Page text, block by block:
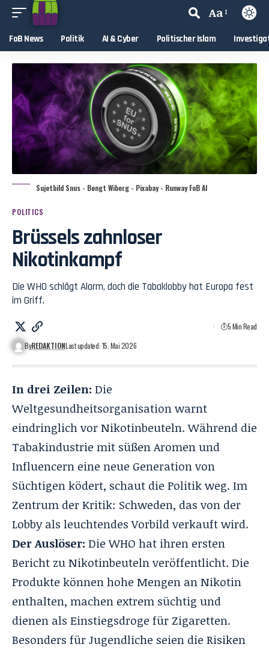
Aa
FoB News Politik AI & Cyber Politischer Islam
Sujetbild Snus - Bengt Wiberg - Pixabay - Runway FoB AI
POLITICS
Brüssels zahnloser
Nikotinkampf
Die WHO schlägt Alarm, doch die Tabaklobby hat Europa fest
im Griff.
ByREDAKTIONLast updated: 15. Mai 2026
5 Min Read
In drei Zeilen: Die
Weltgesundheitsorganisation warnt
eindringlich vor Nikotinbeuteln. Während die
Tabakindustrie mit süßen Aromen und
Influencern eine neue Generation von
Süchtigen ködert, schaut die Politik weg. Im
Zentrum der Kritik: Schweden, das von der
Lobby als leuchtendes Vorbild verkauft wird.
Der Auslöser: Die WHO hat ihren ersten
Bericht zu Nikotinbeutelnveröffentlicht. Die
Produkte können hohe Mengen an Nikotin
enthalten, machen extrem süchtig und
dienen als Einstiegsdroge für Zigaretten.
Besonders für Jugendliche seien die Risiken